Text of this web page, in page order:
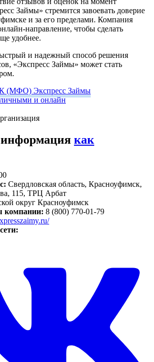
Займы» стремится завоевать доверие
и за его пределами. Компания
направление, чтобы сделать
удобнее.
и надежный способ решения
«Экспресс Займы» может стать
(МФО) Экспресс Займы
и онлайн
как
Свердловская область, Красноуфимск,
115, ТРЦ Арбат
округ Красноуфимск
компании: 8 (800) 770-01-79